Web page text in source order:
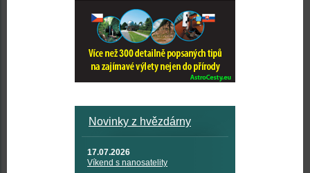
Novinky z hvězdárny
17.07.2026
Víkend s nanosatelity